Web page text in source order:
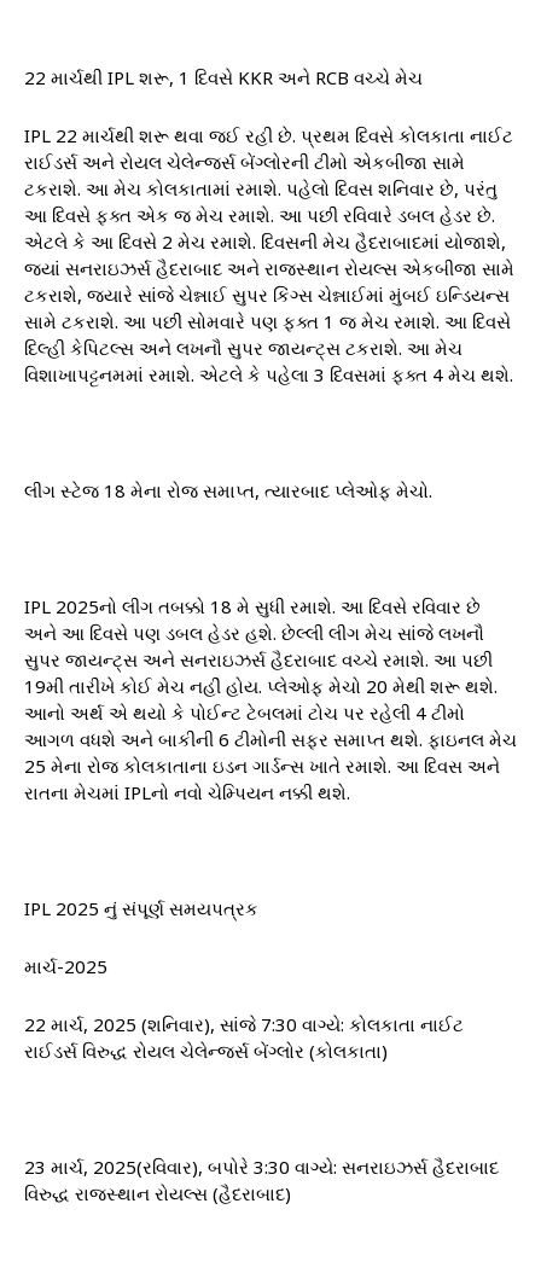
22 માર્ચથી IPL શરૂ, 1 દિવસે KKR અને RCB વચ્ચે મેચ
IPL 22 માર્ચથી શરૂ થવા જઈ રહી છે. પ્રથમ દિવસે કોલકાતા નાઈટ
રાઈડર્સ અને રોયલ ચેલેન્જર્સ બેંગ્લોરની ટીમો એકબીજા સામે
ટકરાશે. આ મેચ કોલકાતામાં રમાશે. પહેલો દિવસ શનિવાર છે, પરંતુ
આ દિવસે ફક્ત એક જ મેચ રમાશે. આ પછી રવિવારે ડબલ હેડર છે.
એટલે કે આ દિવસે 2 મેચ રમાશે. દિવસની મેચ હૈદરાબાદમાં યોજાશે,
જ્યાં સનરાઇઝર્સ હૈદરાબાદ અને રાજસ્થાન રોયલ્સ એકબીજા સામે
ટકરાશે, જ્યારે સાંજે ચેન્નાઈ સુપર કિંગ્સ ચેન્નાઈમાં મુંબઈ ઇન્ડિયન્સ
સામે ટકરાશે. આ પછી સોમવારે પણ ફક્ત 1 જ મેચ રમાશે. આ દિવસે
દિલ્હી કેપિટલ્સ અને લખનૌ સુપર જાયન્ટ્સ ટકરાશે. આ મેચ
વિશાખાપટ્ટનમમાં રમાશે. એટલે કે પહેલા 3 દિવસમાં ફક્ત 4 મેચ થશે.
લીગ સ્ટેજ 18 મેના રોજ સમાપ્ત, ત્યારબાદ પ્લેઓફ મેચો.
IPL 2025નો લીગ તબક્કો 18 મે સુધી રમાશે. આ દિવસે રવિવાર છે
અને આ દિવસે પણ ડબલ હેડર હશે. છેલ્લી લીગ મેચ સાંજે લખનૌ
સુપર જાયન્ટ્સ અને સનરાઇઝર્સ હૈદરાબાદ વચ્ચે રમાશે. આ પછી
19મી તારીખે કોઈ મેચ નહીં હોય. પ્લેઓફ મેચો 20 મેથી શરૂ થશે.
આનો અર્થ એ થયો કે પોઈન્ટ ટેબલમાં ટોચ પર રહેલી 4 ટીમો
આગળ વધશે અને બાકીની 6 ટીમોની સફર સમાપ્ત થશે. ફાઇનલ મેચ
25 મેના રોજ કોલકાતાના ઇડન ગાર્ડન્સ ખાતે રમાશે. આ દિવસ અને
રાતના મેચમાં IPLનો નવો ચેમ્પિયન નક્કી થશે.
IPL 2025 નું સંપૂર્ણ સમયપત્રક
માર્ચ-2025
22 માર્ચ, 2025 (શનિવાર), સાંજે 7:30 વાગ્યે: ​​કોલકાતા નાઈટ
રાઈડર્સ વિરુદ્ધ રોયલ ચેલેન્જર્સ બેંગ્લોર (કોલકાતા)
23 માર્ચ, 2025(રવિવાર), બપોરે 3:30 વાગ્યે: ​​સનરાઇઝર્સ હૈદરાબાદ
વિરુદ્ધ રાજસ્થાન રોયલ્સ (હૈદરાબાદ)